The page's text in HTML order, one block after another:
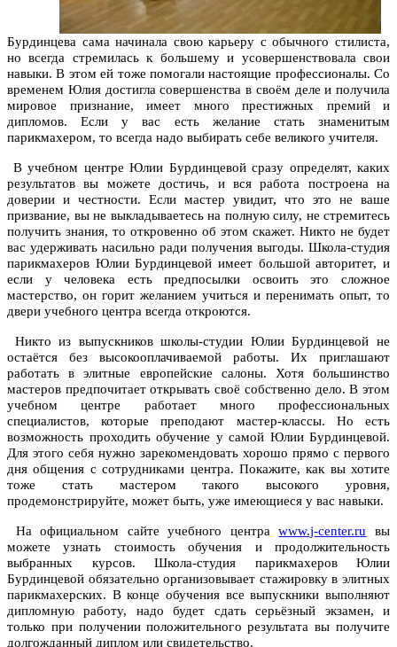
Бурдинцева сама начинала свою карьеру с обычного стилиста,
но всегда стремилась к большему и усовершенствовала свои
навыки. В этом ей тоже помогали настоящие профессионалы. Со
временем Юлия достигла совершенства в своём деле и получила
мировое признание, имеет много престижных премий и
дипломов. Если у вас есть желание стать знаменитым
парикмахером, то всегда надо выбирать себе великого учителя.
В учебном центре Юлии Бурдинцевой сразу определят, каких
результатов вы можете достичь, и вся работа построена на
доверии и честности. Если мастер увидит, что это не ваше
призвание, вы не выкладываетесь на полную силу, не стремитесь
получить знания, то откровенно об этом скажет. Никто не будет
вас удерживать насильно ради получения выгоды. Школа-студия
парикмахеров Юлии Бурдинцевой имеет большой авторитет, и
если у человека есть предпосылки освоить это сложное
мастерство, он горит желанием учиться и перенимать опыт, то
двери учебного центра всегда откроются.
Никто из выпускников школы-студии Юлии Бурдинцевой не
остаётся без высокооплачиваемой работы. Их приглашают
работать в элитные европейские салоны. Хотя большинство
мастеров предпочитает открывать своё собственно дело. В этом
учебном центре работает много профессиональных
специалистов, которые преподают мастер-классы. Но есть
возможность проходить обучение у самой Юлии Бурдинцевой.
Для этого себя нужно зарекомендовать хорошо прямо с первого
дня общения с сотрудниками центра. Покажите, как вы хотите
тоже стать мастером такого высокого уровня,
продемонстрируйте, может быть, уже имеющиеся у вас навыки.
На официальном сайте учебного центраwww.j-center.ru вы
можете узнать стоимость обучения и продолжительность
выбранных курсов. Школа-студия парикмахеров Юлии
Бурдинцевой обязательно организовывает стажировку в элитных
парикмахерских. В конце обучения все выпускники выполняют
дипломную работу, надо будет сдать серьёзный экзамен, и
только при получении положительного результата вы получите
долгожданный диплом или свидетельство.